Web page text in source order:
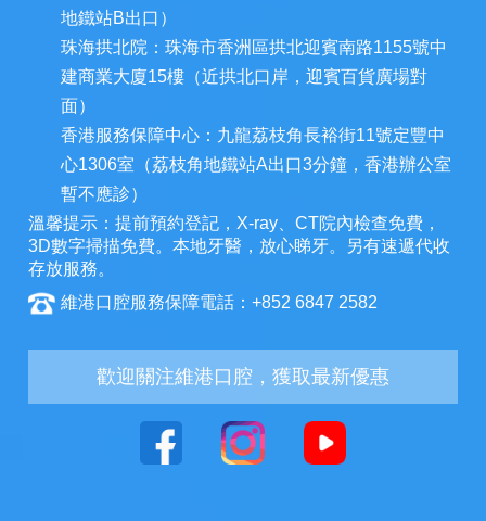
地鐵站B出口）
珠海拱北院：珠海市香洲區拱北迎賓南路1155號中
建商業大廈15樓（近拱北口岸，迎賓百貨廣場對
面）
香港服務保障中心：九龍荔枝角長裕街11號定豐中
心1306室（荔枝角地鐵站A出口3分鐘，香港辦公室
暫不應診）
溫馨提示：提前預約登記，X-ray、CT院內檢查免費，
3D數字掃描免費。本地牙醫，放心睇牙。另有速遞代收
存放服務。
維港口腔服務保障電話：+852 6847 2582
歡迎關注維港口腔，獲取最新優惠